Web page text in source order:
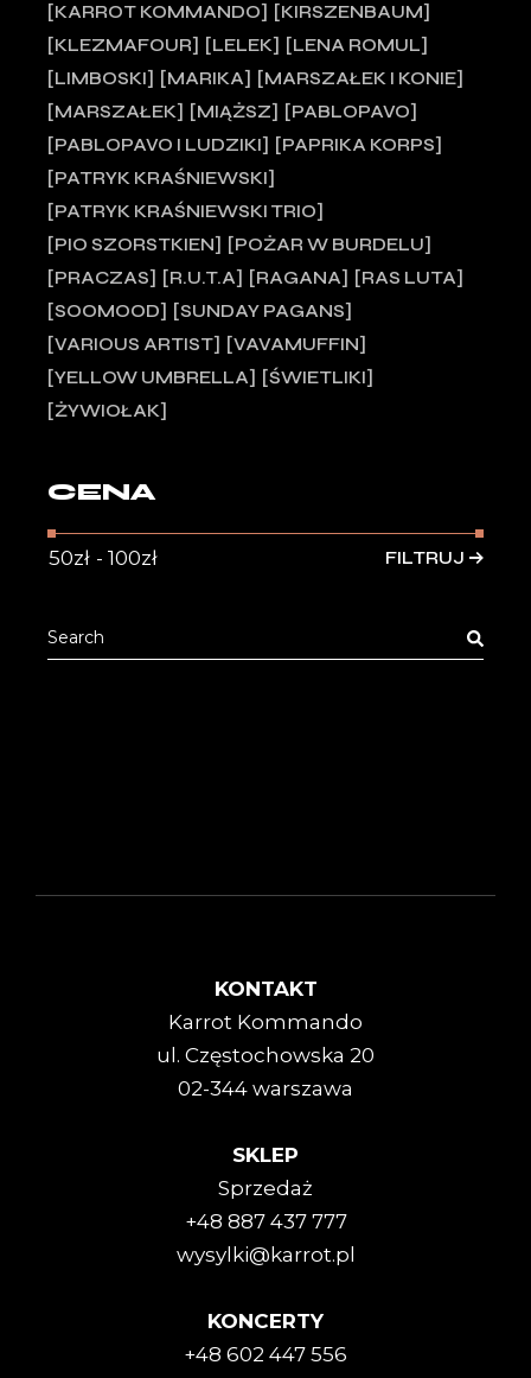
KARROT KOMMANDO
KIRSZENBAUM
KLEZMAFOUR
LELEK
LENA ROMUL
LIMBOSKI
MARIKA
MARSZAŁEK I KONIE
MARSZAŁEK
MIĄŻSZ
PABLOPAVO
PABLOPAVO I LUDZIKI
PAPRIKA KORPS
PATRYK KRAŚNIEWSKI
PATRYK KRAŚNIEWSKI TRIO
PIO SZORSTKIEN
POŻAR W BURDELU
PRACZAS
R.U.T.A RAGANA
RAS LUTA
SOOMOOD
SUNDAY PAGANS
VARIOUS ARTIST
VAVAMUFFIN
YELLOW UMBRELLA
ŚWIETLIKI
ŻYWIOŁAK
CENA
FILTRUJ
KONTAKT
Karrot Kommando
ul. Częstochowska 20
02-344 warszawa
SKLEP
Sprzedaż
+48 887 437 777
wysylki@karrot.pl
KONCERTY
+48 602 447 556